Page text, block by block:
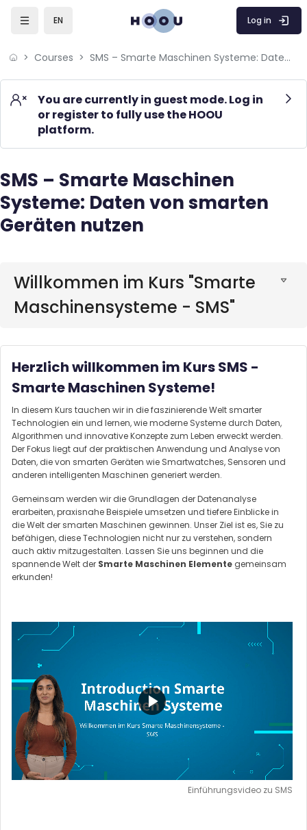
Skip to sidebar navigation menu
Skip to mobile navigation menu
EN Log in
Courses SMS – Smarte Maschinen Systeme: Daten von smarten Geräten nutzen
You are currently in guest mode. Log in
or register to fully use the HOOU
platform.
Blocks
SMS – Smarte Maschinen
Systeme: Daten von smarten
Geräten nutzen
Blocks
Willkommen im Kurs "Smarte
Maschinensysteme - SMS"
Herzlich willkommen im KursSMS -
Smarte Maschinen Systeme!
In diesem Kurs tauchen wir in die faszinierende Welt smarter
Technologien ein und lernen, wie moderne Systeme durch Daten,
Algorithmen und innovative Konzepte zum Leben erweckt werden.
Der Fokus liegt auf der praktischen Anwendung und Analyse von
Daten, die von smarten Geräten wie Smartwatches, Sensoren und
anderen intelligenten Maschinen generiert werden.
Gemeinsam werden wir die Grundlagen der Datenanalyse
erarbeiten, praxisnahe Beispiele umsetzen und tiefere Einblicke in
die Welt der smarten Maschinen gewinnen. Unser Ziel ist es, Sie zu
befähigen, diese Technologien nicht nur zu verstehen, sondern
auch aktiv mitzugestalten. Lassen Sie uns beginnen und die
spannende Welt der Smarte Maschinen Elemente gemeinsam
erkunden!
P
a
Einführungsvideo zu SMS